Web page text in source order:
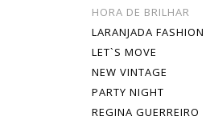
HORA DE BRILHAR
LARANJADA FASHION
LET`S MOVE
NEW VINTAGE
PARTY NIGHT
REGINA GUERREIRO